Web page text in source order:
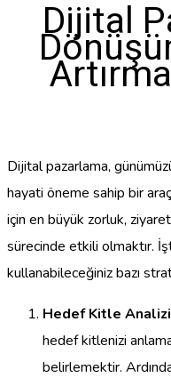
Dijital
Dijital pazarlama,
hayati öneme sahip bir
için en büyük zorluk,
sürecinde etkili olmaktır.
kullanabileceğiniz bazı
Hedef Kitle
hedef kitlenizi
belirlemektir.